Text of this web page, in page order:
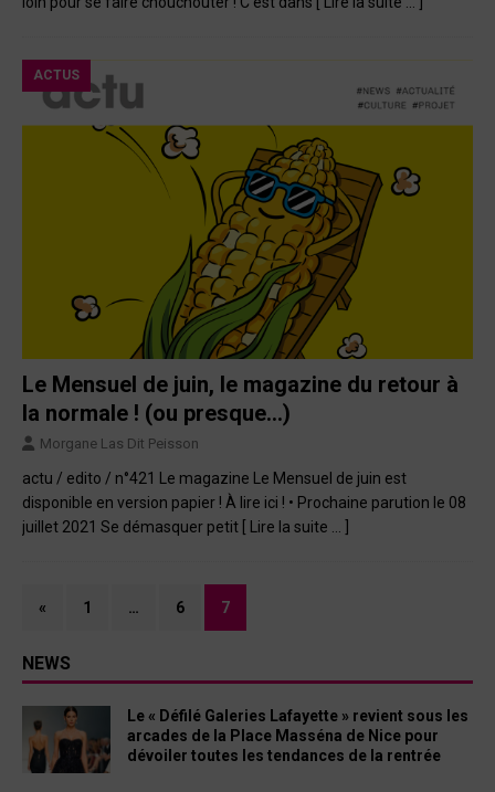
ACTUS
Le Mensuel de juin, le magazine du retour à
la normale ! (ou presque…)
Morgane Las Dit Peisson
actu / edito / n°421 Le magazine Le Mensuel de juin est
disponible en version papier ! À lire ici ! • Prochaine parution le 08
juillet 2021 Se démasquer petit
[ Lire la suite … ]
« 1 … 6 7
NEWS
Le « Défilé Galeries Lafayette » revient sous les
arcades de la Place Masséna de Nice pour
dévoiler toutes les tendances de la rentrée